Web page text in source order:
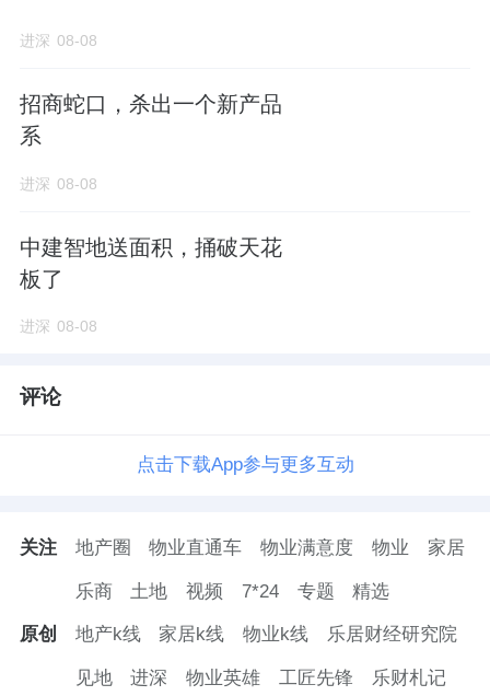
道。且还靠近天铁3号线，以及高铁。
特别是朝向东南方向的户型，影响更大。
此前，二期就因为这个问题时不时有业主挂出
字条。
进深 08-08
招商蛇口，杀出一个新产品
系
进深 08-08
中建智地送面积，捅破天花
板了
进深 08-08
评论
点击下载App参与更多互动
关注 地产圈 物业直通车 物业满意度 物业 家居
乐商 土地 视频 7*24 专题 精选
原创 地产k线 家居k线 物业k线 乐居财经研究院
见地 进深 物业英雄 工匠先锋 乐财札记